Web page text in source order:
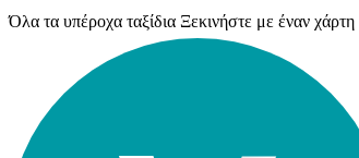
Όλα τα υπέροχα ταξίδια Ξεκινήστε με έναν